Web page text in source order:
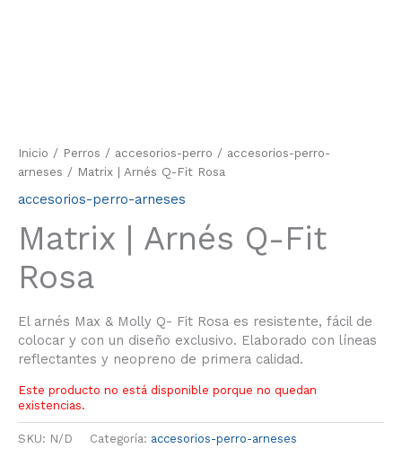
Inicio / Perros / accesorios-perro / accesorios-perro-
arneses / Matrix | Arnés Q-Fit Rosa
accesorios-perro-arneses
Matrix | Arnés Q-Fit
Rosa
El arnés Max & Molly Q- Fit Rosa es resistente, fácil de
colocar y con un diseño exclusivo. Elaborado con líneas
reflectantes y neopreno de primera calidad.
Este producto no está disponible porque no quedan
existencias.
SKU: N/D Categoría: accesorios-perro-arneses